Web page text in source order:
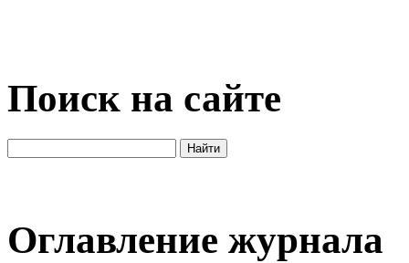
Поиск на сайте
Оглавление журнала